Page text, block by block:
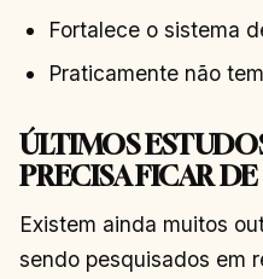
Fortalece o sistema
Praticamente não
ÚLTIMOS
PRECISA FICAR
Existem ainda muitos
sendo pesquisados em